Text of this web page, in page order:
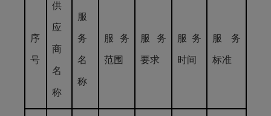
序
号
供
应
商
名
称
服
务
名
称
服务
范围
服务
要求
服务
时间
服务
标准